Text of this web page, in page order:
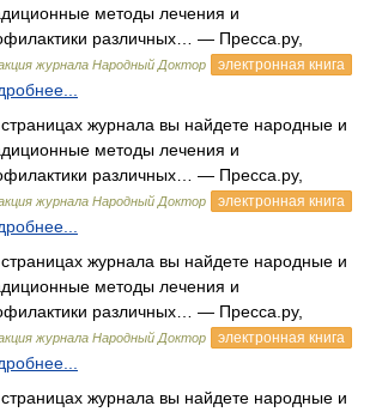
методы лечения и
различных… — Пресса.ру,
журнала Народный Доктор электронная книга
журнала вы найдете народные и
методы лечения и
различных… — Пресса.ру,
журнала Народный Доктор электронная книга
журнала вы найдете народные и
методы лечения и
различных… — Пресса.ру,
журнала Народный Доктор электронная книга
журнала вы найдете народные и